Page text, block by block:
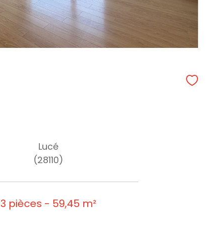
Lucé
(28110)
3 pièces - 59,45 m²